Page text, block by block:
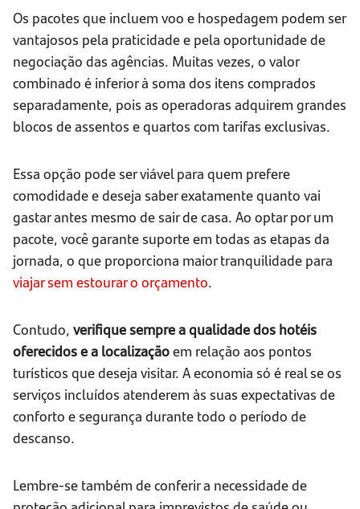
Os pacotes que incluem voo e hospedagem podem ser
vantajosos pela praticidade e pela oportunidade de
negociação das agências. Muitas vezes, o valor
combinado é inferior à soma dos itens comprados
separadamente, pois as operadoras adquirem grandes
blocos de assentos e quartos com tarifas exclusivas.
Essa opção pode ser viável para quem prefere
comodidade e deseja saber exatamente quanto vai
gastar antes mesmo de sair de casa. Ao optar por um
pacote, você garante suporte em todas as etapas da
jornada, o que proporciona maior tranquilidade para
viajar sem estourar o orçamento.
Contudo, verifique sempre a qualidade dos hotéis
oferecidos e a localizaçãoem relação aos pontos
turísticos que deseja visitar. A economia só é real se os
serviços incluídos atenderem às suas expectativas de
conforto e segurança durante todo o período de
descanso.
Lembre-se também de conferir a necessidade de